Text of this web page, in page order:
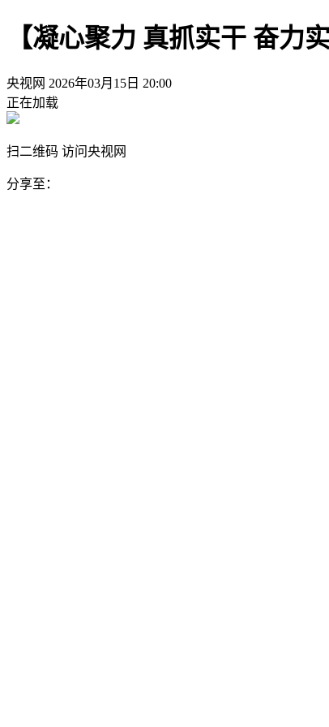
【凝心聚力 真抓实干 奋力
央视网 2026年03月15日 20:00
正在加载
扫二维码 访问央视网
分享至：